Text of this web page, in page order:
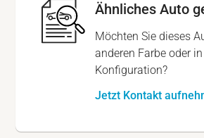
Ähnliches Auto
Möchten Sie dieses
anderen Farbe oder
Konfiguration?
Jetzt Kontakt